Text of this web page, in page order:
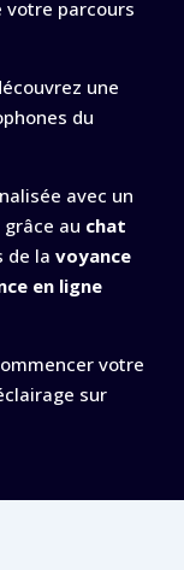
votre parcours
une
du
avec un
au chat
de lavoyance
en ligne
votre
sur